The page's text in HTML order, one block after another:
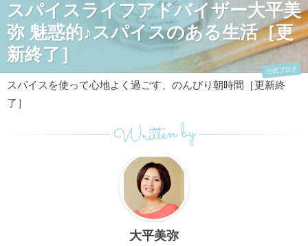
スパイスライフアドバイザー大平美
弥 魅惑的♪スパイスのある生活［更
新終了］
公式ブログ
スパイスを使って心地よく過ごす、のんびり朝時間［更新終
了］
Written by
大平美弥